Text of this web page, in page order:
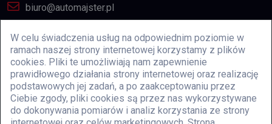
W celu świadczenia usług na odpowiednim poziomie w
ramach naszej strony internetowej korzystamy z plików
cookies. Pliki te umożliwiają nam zapewnienie
prawidłowego działania strony internetowej oraz realizację
podstawowych jej zadań, a po zaakceptowaniu przez
Ciebie zgody, pliki cookies są przez nas wykorzystywane
do dokonywania pomiarów i analiz korzystania ze strony
biuro@automajster.pl
Pon - Pt 7:00-18:00
Newsletter